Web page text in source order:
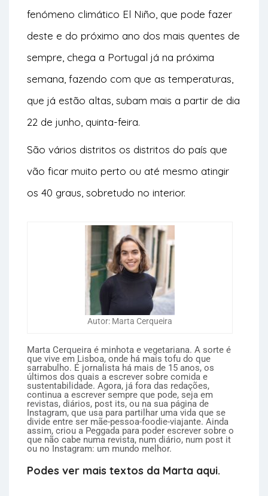
fenómeno climático El Niño, que pode fazer
deste e do próximo ano dos mais quentes de
sempre, chega a Portugal já na próxima
semana, fazendo com que as temperaturas,
que já estão altas, subam mais a partir de dia
22 de junho, quinta-feira.
São vários distritos os distritos do país que
vão ficar muito perto ou até mesmo atingir
os 40 graus, sobretudo no interior.
Autor: Marta Cerqueira
Marta Cerqueira é minhota e vegetariana. A sorte é
que vive em Lisboa, onde há mais tofu do que
sarrabulho. É jornalista há mais de 15 anos, os
últimos dos quais a escrever sobre comida e
sustentabilidade. Agora, já fora das redações,
continua a escrever sempre que pode, seja em
revistas, diários, post its, ou na sua página de
Instagram, que usa para partilhar uma vida que se
divide entre ser mãe-pessoa-foodie-viajante. Ainda
assim, criou a Peggada para poder escrever sobre o
que não cabe numa revista, num diário, num post it
ou no Instagram: um mundo melhor.
Podes ver mais textos da Marta aqui.